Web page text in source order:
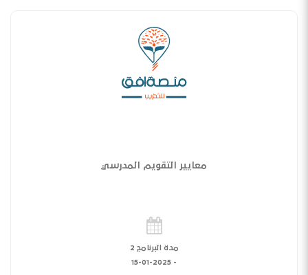
معايير التقويم المدرسي
مدة البرنامج 2
-
15-01-2025